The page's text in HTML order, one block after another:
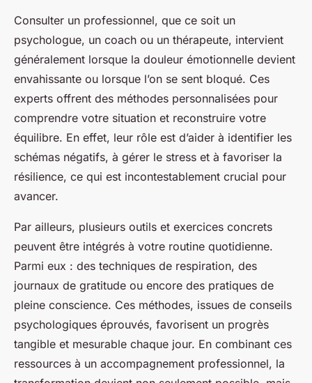
Consulter un professionnel, que ce soit un
psychologue, un coach ou un thérapeute, intervient
généralement lorsque la douleur émotionnelle devient
envahissante ou lorsque l’on se sent bloqué. Ces
experts offrent des méthodes personnalisées pour
comprendre votre situation et reconstruire votre
équilibre. En effet, leur rôle est d’aider à identifier les
schémas négatifs, à gérer le stress et à favoriser la
résilience, ce qui est incontestablement crucial pour
avancer.
Par ailleurs, plusieurs outils et exercices concrets
peuvent être intégrés à votre routine quotidienne.
Parmi eux : des techniques de respiration, des
journaux de gratitude ou encore des pratiques de
pleine conscience. Ces méthodes, issues de conseils
psychologiques éprouvés, favorisent un progrès
tangible et mesurable chaque jour. En combinant ces
ressources à un accompagnement professionnel, la